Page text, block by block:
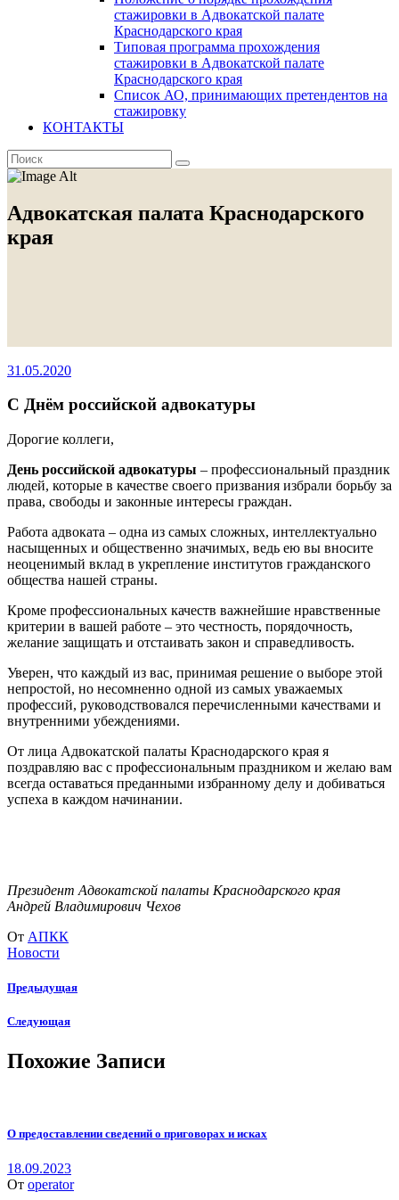
стажировки в Адвокатской палате
Краснодарского края
Типовая программа прохождения
стажировки в Адвокатской палате
Краснодарского края
Список АО, принимающих претендентов на
стажировку
КОНТАКТЫ
Адвокатская палата Краснодарского
края
31.05.2020
С Днём российской адвокатуры
Дорогие коллеги,
День российской адвокатуры – профессиональный праздник
людей, которые в качестве своего призвания избрали борьбу за
права, свободы и законные интересы граждан.
Работа адвоката – одна из самых сложных, интеллектуально
насыщенных и общественно значимых, ведь ею вы вносите
неоценимый вклад в укрепление институтов гражданского
общества нашей страны.
Кроме профессиональных качеств важнейшие нравственные
критерии в вашей работе – это честность, порядочность,
желание защищать и отстаивать закон и справедливость.
Уверен, что каждый из вас, принимая решение о выборе этой
непростой, но несомненно одной из самых уважаемых
профессий, руководствовался перечисленными качествами и
внутренними убеждениями.
От лица Адвокатской палаты Краснодарского края я
поздравляю вас с профессиональным праздником и желаю вам
всегда оставаться преданными избранному делу и добиваться
успеха в каждом начинании.
Президент Адвокатской палаты Краснодарского края
Андрей Владимирович Чехов
От АПКК
Новости
Предыдущая
Следующая
Похожие Записи
О предоставлении сведений о приговорах и исках
18.09.2023
От operator